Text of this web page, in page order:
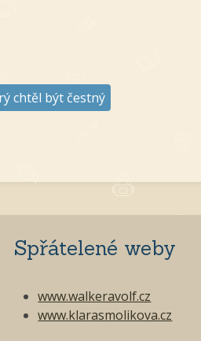
chtěl být čestný
Spřátelené weby
www.walkeravolf.cz
www.klarasmolikova.cz